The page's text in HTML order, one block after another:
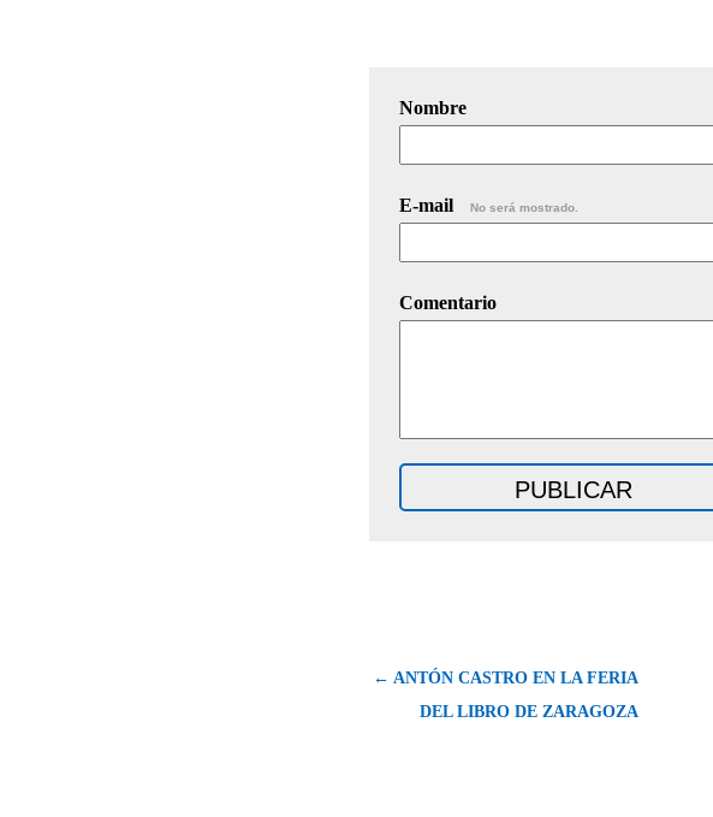
Nombre
E-mail No será mostrado.
Comentario
← ANTÓN CASTRO EN LA FERIA
DEL LIBRO DE ZARAGOZA